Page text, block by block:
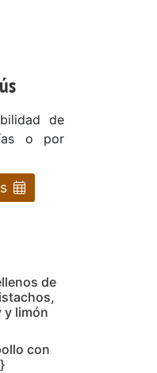
de
o por
de
y limón
con